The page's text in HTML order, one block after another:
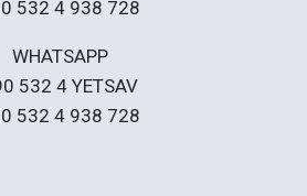
532 4 938 728
WHATSAPP
532 4 YETSAV
532 4 938 728